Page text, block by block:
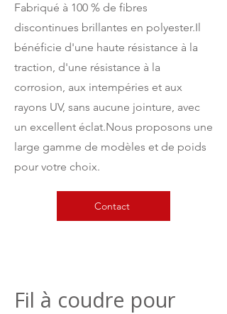
Fabriqué à 100 % de fibres
discontinues brillantes en polyester.Il
bénéficie d'une haute résistance à la
traction, d'une résistance à la
corrosion, aux intempéries et aux
rayons UV, sans aucune jointure, avec
un excellent éclat.Nous proposons une
large gamme de modèles et de poids
pour votre choix.
Contact
Fil à coudre pour